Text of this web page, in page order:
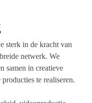
sterk in de kracht van
netwerk. We
samen in creatieve
te realiseren.